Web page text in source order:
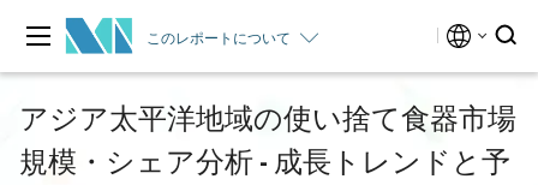
このレポートについて
アジア太平洋地域の使い捨て食器市場
規模・シェア分析 - 成長トレンドと予